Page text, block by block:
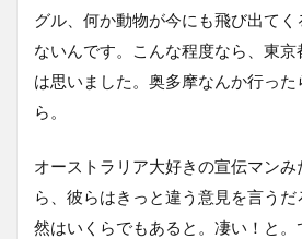
グル、何か動物が今にも飛び出て
ないんです。こんな程度なら、東
は思いました。奥多摩なんか行っ
ら。
オーストラリア大好きの宣伝マン
ら、彼らはきっと違う意見を言う
然はいくらでもあると。凄い！と